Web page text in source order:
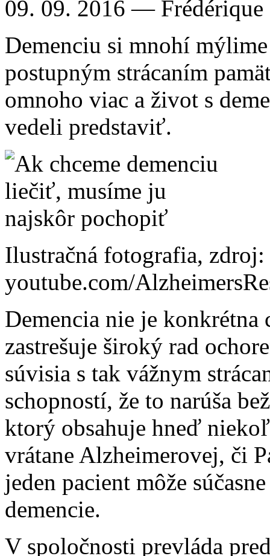
09. 09. 2016 — Frédérique
Demenciu si mnohí
postupným strácaním
omnoho viac a život s
vedeli predstaviť.
Ilustračná fotografia, zdroj:
youtube.com/
Demencia nie je
zastrešuje široký rad
súvisia s tak vážnym
schopností, že to narúša
ktorý obsahuje hneď
vrátane Alzheimerovej, či
jeden pacient môže
demencie.
V spoločnosti prevláda